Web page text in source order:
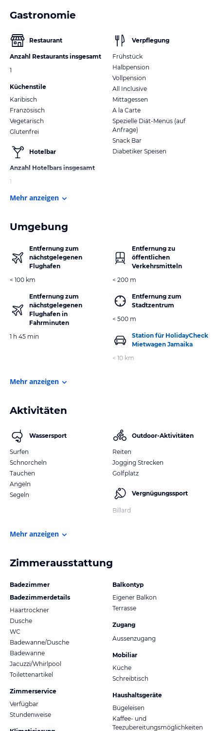
Gastronomie
Restaurant
Anzahl Restaurants insgesamt
1
Küchenstile
Karibisch
Französisch
Vegetarisch
Glutenfrei
Hotelbar
Anzahl Hotelbars insgesamt
1
Verpflegung
Frühstück
Halbpension
Vollpension
All Inclusive
Mittagessen
A la Carte
Spezielle Diät-Menüs (auf
Anfrage)
Snack Bar
Diabetiker Speisen
Mehr anzeigen
Umgebung
Entfernung zum
nächstgelegenen
Flughafen
< 100 km
Entfernung zum
nächstgelegenen
Flughafen in
Fahrminuten
1 h 45 min
Entfernung zu
öffentlichen
Verkehrsmitteln
< 200 m
Entfernung zum
Stadtzentrum
< 500 m
Station für HolidayCheck
Mietwagen Jamaika
< 10 km
Mehr anzeigen
Aktivitäten
Wassersport
Surfen
Schnorcheln
Tauchen
Angeln
Segeln
Outdoor-Aktivitäten
Reiten
Jogging Strecken
Golfplatz
Vergnügungssport
Billard
Mehr anzeigen
Zimmerausstattung
Badezimmer
Badezimmerdetails
Haartrockner
Dusche
WC
Badewanne/Dusche
Badewanne
Jacuzzi/Whirlpool
Toilettenartikel
Zimmerservice
Verfügbar
Stundenweise
Balkontyp
Eigener Balkon
Terrasse
Zugang
Aussenzugang
Mobiliar
Küche
Schreibtisch
Haushaltsgeräte
Bügeleisen
Kaffee- und
Teezubereitungsmöglichkeiten